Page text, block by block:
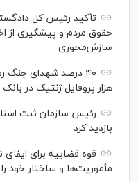
تأکید رئیس کل
حقوق مردم و پیشگیری از
سازش‌محوری
هزار پروفایل ژنتیک در
رئیس سازمان ثبت
بازدید کرد
قوه قضاییه برای
مأموریت‌ها و ساختار خود